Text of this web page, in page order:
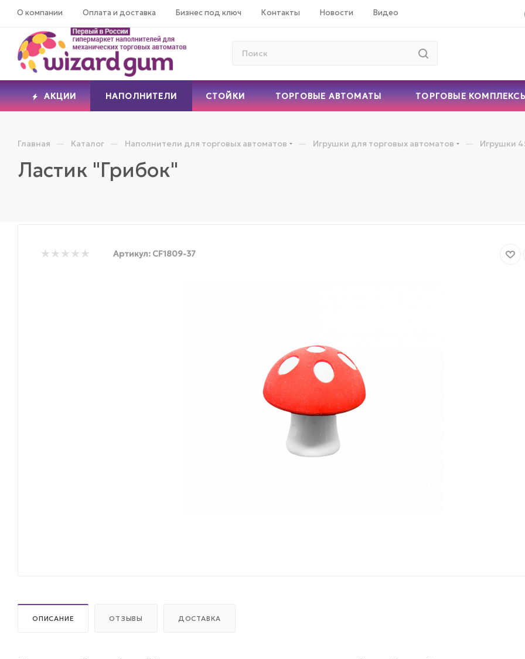
О компании Оплата и доставка Бизнес под ключ Контакты Новости Видео
АКЦИИ НАПОЛНИТЕЛИ СТОЙКИ ТОРГОВЫЕ АВТОМАТЫ ТОРГОВЫЕ
Главная — Каталог — Наполнители для торговых автоматов — Игрушки для торговых автоматов — Игрушки
Ластик "Грибок"
Артикул: CF1809-37
ОПИСАНИЕ ОТЗЫВЫ ДОСТАВКА